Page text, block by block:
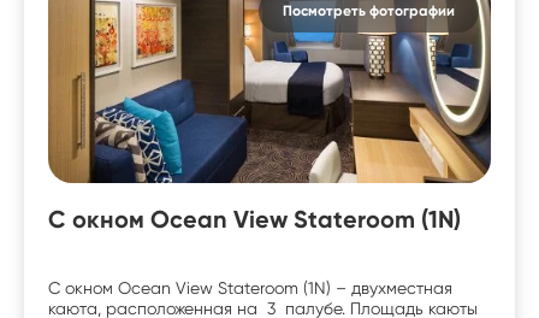
Посмотреть фотографии
С окном Ocean View Stateroom (1N)
С окном Ocean View Stateroom (1N) – двухместная
каюта, расположенная на 3 палубе. Площадь каюты